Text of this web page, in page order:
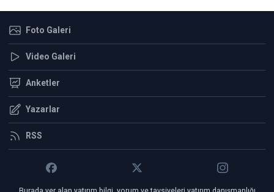
Foto Galeri
Video Galeri
Anketler
Yazarlar
RSS